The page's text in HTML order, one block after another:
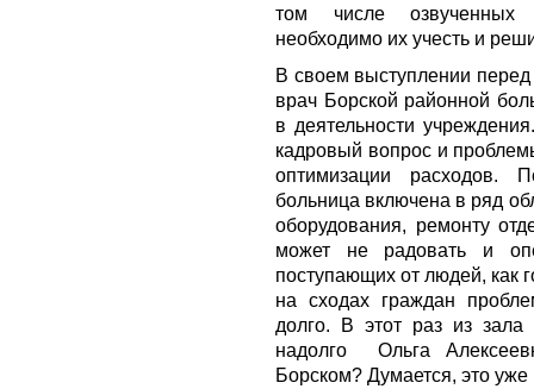
том числе озвученных
необходимо их учесть и
В своем выступлении
врач Борской районной
в деятельности
кадровый вопрос и
оптимизации расходов.
больница включена в ряд
оборудования, ремонту
может не радовать и
поступающих от людей, как
на сходах граждан
долго. В этот раз из
надолго Ольга
Борском? Думается, это уже